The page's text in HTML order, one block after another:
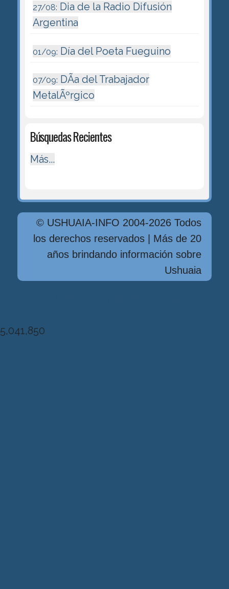
27/08: Dia de la Radio Difusión
Argentina
01/09: Día del Poeta Fueguino
07/09: DÃ­a del Trabajador
MetalÃºrgico
Búsquedas Recientes
Más...
© USHUAIA-INFO 2004-2026 Todos
los derechos reservados | Más de 20
años brindando información sobre
Ushuaia
5,041,850